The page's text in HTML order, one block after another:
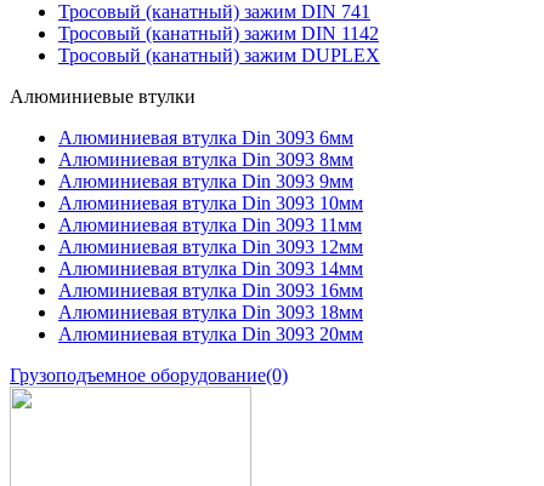
Тросовый (канатный) зажим DIN 741
Тросовый (канатный) зажим DIN 1142
Тросовый (канатный) зажим DUPLEX
Алюминиевые втулки
Алюминиевая втулка Din 3093 6мм
Алюминиевая втулка Din 3093 8мм
Алюминиевая втулка Din 3093 9мм
Алюминиевая втулка Din 3093 10мм
Алюминиевая втулка Din 3093 11мм
Алюминиевая втулка Din 3093 12мм
Алюминиевая втулка Din 3093 14мм
Алюминиевая втулка Din 3093 16мм
Алюминиевая втулка Din 3093 18мм
Алюминиевая втулка Din 3093 20мм
Грузоподъемное оборудование(0)